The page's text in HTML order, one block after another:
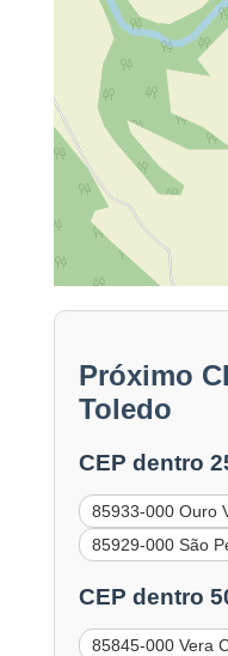
Próximo
Toledo
CEP dentro
85933-000 Ouro
85929-000 São
CEP dentro
85845-000 Vera